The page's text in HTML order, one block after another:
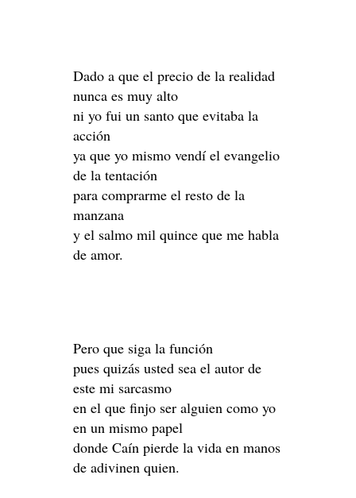
Dado a que el precio de la realidad
nunca es muy alto
ni yo fui un santo que evitaba la
acción
ya que yo mismo vendí el evangelio
de la tentación
para comprarme el resto de la
manzana
y el salmo mil quince que me habla
de amor.
Pero que siga la función
pues quizás usted sea el autor de
este mi sarcasmo
en el que finjo ser alguien como yo
en un mismo papel
donde Caín pierde la vida en manos
de adivinen quien.